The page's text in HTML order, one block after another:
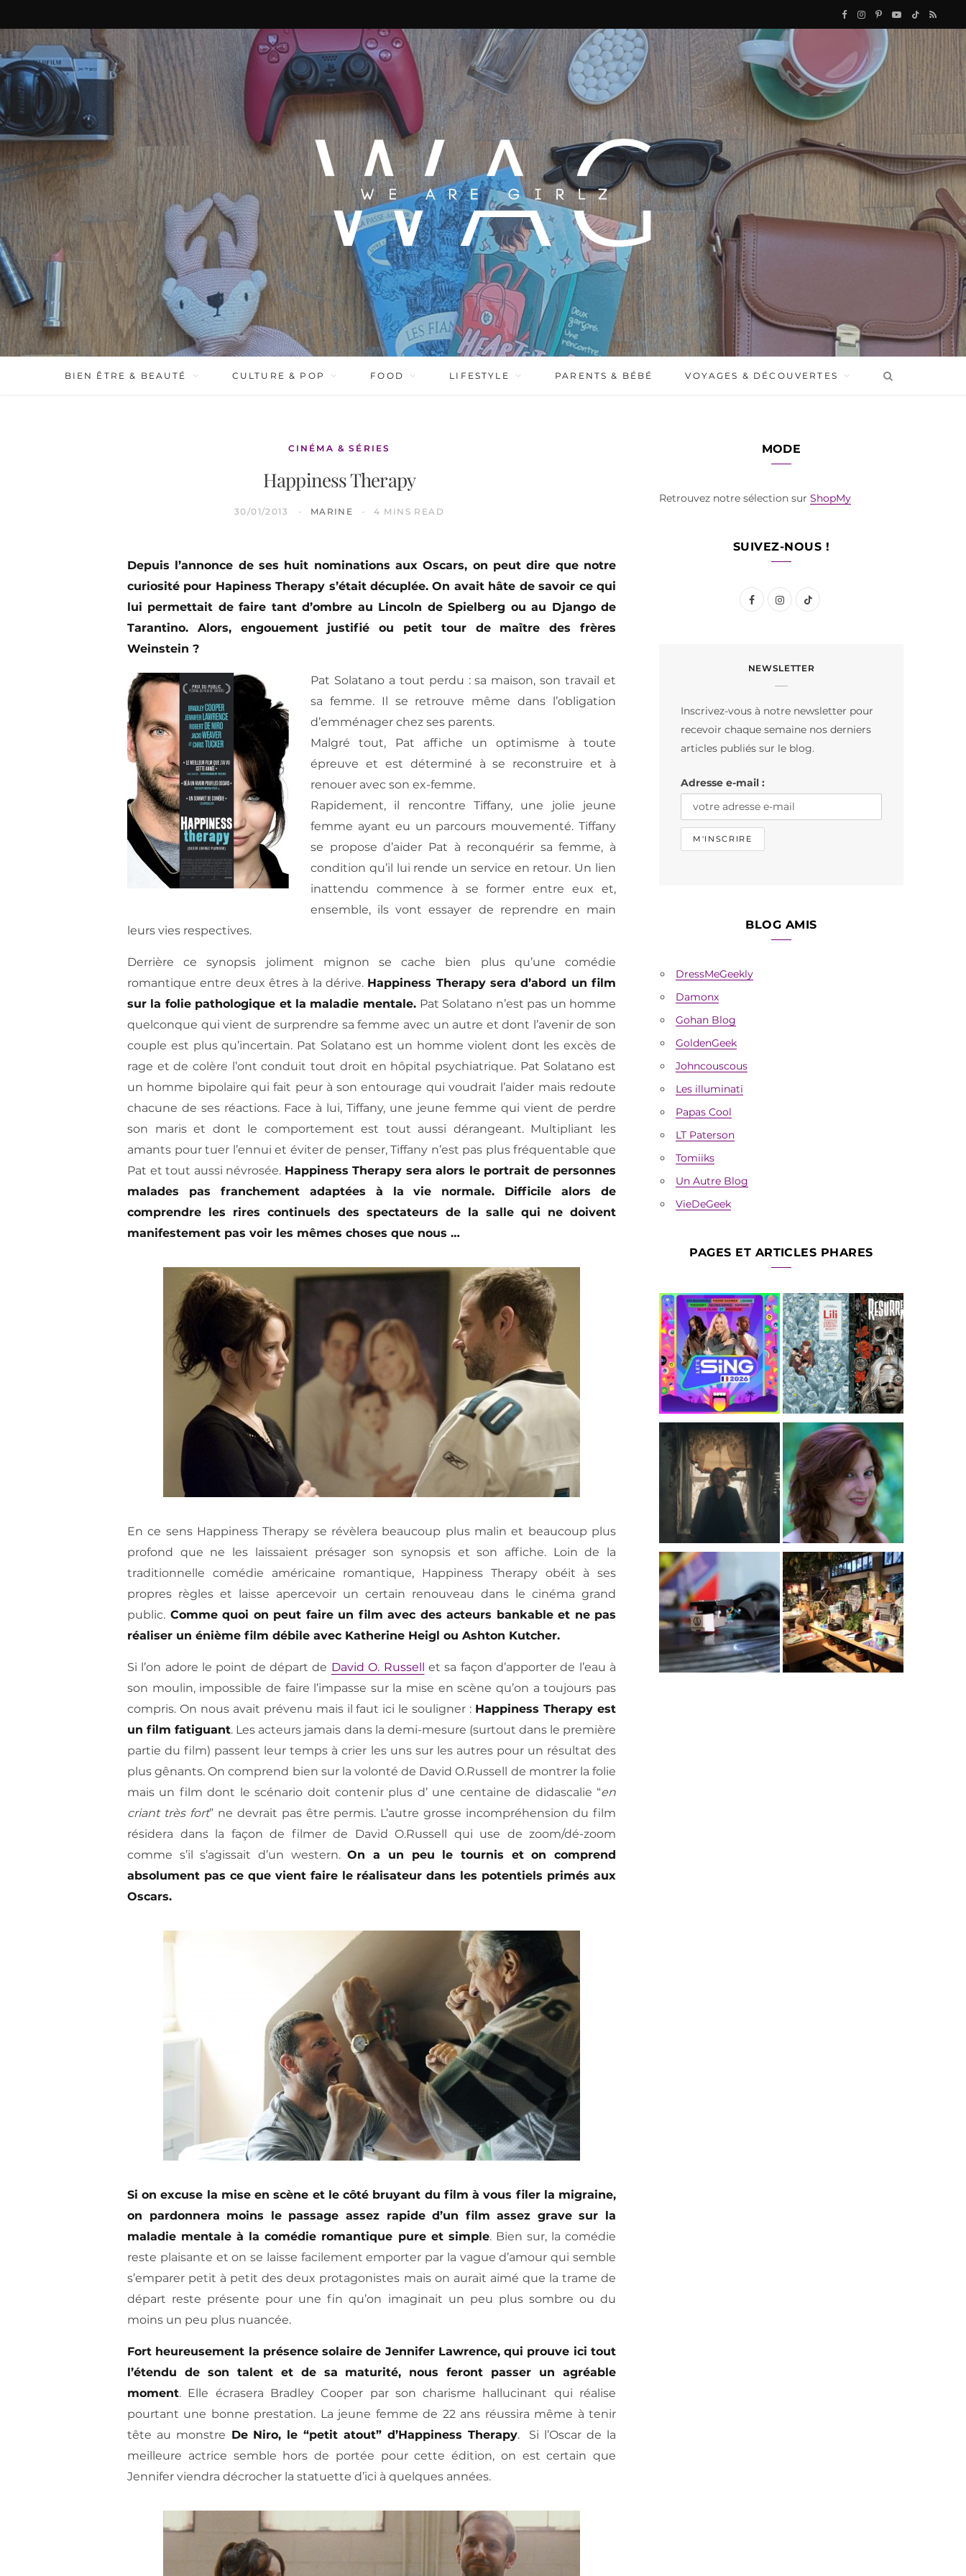
F
c
o
k
I
s
g
a
P
r
Y
b
e
T
k
R
BIEN ÊTRE & BEAUTÉ CULTURE & POP FOOD LIFESTYLE PARENTS & BÉBÉ VOYAGES & DÉCOUVERTES
CINÉMA & SÉRIES
Happiness Therapy
30/01/2013 MARINE 4 MINS READ
Depuis l’annonce de ses huit nominations aux Oscars, on peut dire que notre
curiosité pour Hapiness Therapy s’était décuplée. On avait hâte de savoir ce qui
lui permettait de faire tant d’ombre au Lincoln de Spielberg ou au Django de
Tarantino. Alors, engouement justifié ou petit tour de maître des frères
Weinstein ?
Pat Solatano a tout perdu : sa maison, son travail et
sa femme. Il se retrouve même dans l’obligation
d’emménager chez ses parents.
Malgré tout, Pat affiche un optimisme à toute
épreuve et est déterminé à se reconstruire et à
renouer avec son ex-femme.
Rapidement, il rencontre Tiffany, une jolie jeune
femme ayant eu un parcours mouvementé. Tiffany
se propose d’aider Pat à reconquérir sa femme, à
condition qu’il lui rende un service en retour. Un lien
inattendu commence à se former entre eux et,
ensemble, ils vont essayer de reprendre en main
leurs vies respectives.
Derrière ce synopsis joliment mignon se cache bien plus qu’une comédie
romantique entre deux êtres à la dérive. Happiness Therapy sera d’abord un film
sur la folie pathologique et la maladie mentale. Pat Solatano n’est pas un homme
quelconque qui vient de surprendre sa femme avec un autre et dont l’avenir de son
couple est plus qu’incertain. Pat Solatano est un homme violent dont les excès de
rage et de colère l’ont conduit tout droit en hôpital psychiatrique. Pat Solatano est
un homme bipolaire qui fait peur à son entourage qui voudrait l’aider mais redoute
chacune de ses réactions. Face à lui, Tiffany, une jeune femme qui vient de perdre
son maris et dont le comportement est tout aussi dérangeant. Multipliant les
amants pour tuer l’ennui et éviter de penser, Tiffany n’est pas plus fréquentable que
Pat et tout aussi névrosée. Happiness Therapy sera alors le portrait de personnes
malades pas franchement adaptées à la vie normale. Difficile alors de
comprendre les rires continuels des spectateurs de la salle qui ne doivent
manifestement pas voir les mêmes choses que nous …
En ce sens Happiness Therapy se révèlera beaucoup plus malin et beaucoup plus
profond que ne les laissaient présager son synopsis et son affiche. Loin de la
traditionnelle comédie américaine romantique, Happiness Therapy obéit à ses
propres règles et laisse apercevoir un certain renouveau dans le cinéma grand
public. Comme quoi on peut faire un film avec des acteurs bankable et ne pas
réaliser un énième film débile avec Katherine Heigl ou Ashton Kutcher.
Si l’on adore le point de départ de David O. Russell
et sa façon d’apporter de l’eau à
son moulin, impossible de faire l’impasse sur la mise en scène qu’on a toujours pas
compris. On nous avait prévenu mais il faut ici le souligner : Happiness Therapy est
un film fatiguant. Les acteurs jamais dans la demi-mesure (surtout dans le première
partie du film) passent leur temps à crier les uns sur les autres pour un résultat des
plus gênants. On comprend bien sur la volonté de David O.Russell de montrer la folie
mais un film dont le scénario doit contenir plus d’ une centaine de didascalie “en
criant très fort” ne devrait pas être permis. L’autre grosse incompréhension du film
résidera dans la façon de filmer de David O.Russell qui use de zoom/dé-zoom
comme s’il s’agissait d’un western.On a un peu le tournis et on comprend
absolument pas ce que vient faire le réalisateur dans les potentiels primés aux
Oscars.
Si on excuse la mise en scène et le côté bruyant du film à vous filer la migraine,
on pardonnera moins le passage assez rapide d’un film assez grave sur la
maladie mentale à la comédie romantique pure et simple. Bien sur, la comédie
reste plaisante et on se laisse facilement emporter par la vague d’amour qui semble
s’emparer petit à petit des deux protagonistes mais on aurait aimé que la trame de
départ reste présente pour une fin qu’on imaginait un peu plus sombre ou du
moins un peu plus nuancée.
Fort heureusement la présence solaire de Jennifer Lawrence, qui prouve ici tout
l’étendu de son talent et de sa maturité, nous feront passer un agréable
moment. Elle écrasera Bradley Cooper par son charisme hallucinant qui réalise
pourtant une bonne prestation. La jeune femme de 22 ans réussira même à tenir
tête au monstre De Niro, le “petit atout” d’Happiness Therapy. Si l’Oscar de la
meilleure actrice semble hors de portée pour cette édition, on est certain que
Jennifer viendra décrocher la statuette d’ici à quelques années.
MODE
Retrouvez notre sélection sur ShopMy
SUIVEZ-NOUS !
F
e
o
I
t
r
m
T
T
NEWSLETTER
Inscrivez-vous à notre newsletter pour
recevoir chaque semaine nos derniers
articles publiés sur le blog.
Adresse e-mail :
BLOG AMIS
DressMeGeekly
Damonx
Gohan Blog
GoldenGeek
Johncouscous
Les illuminati
Papas Cool
LT Paterson
Tomiiks
Un Autre Blog
VieDeGeek
PAGES ET ARTICLES PHARES